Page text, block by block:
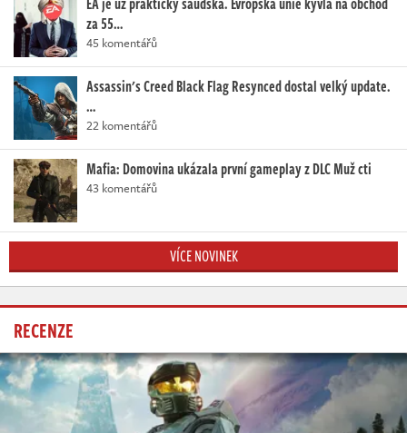
za 55…
45 komentářů
Assassin's Creed Black Flag Resynced dostal velký update.
…
22 komentářů
Mafia: Domovina ukázala první gameplay z DLC Muž cti
43 komentářů
VÍCE NOVINEK
RECENZE